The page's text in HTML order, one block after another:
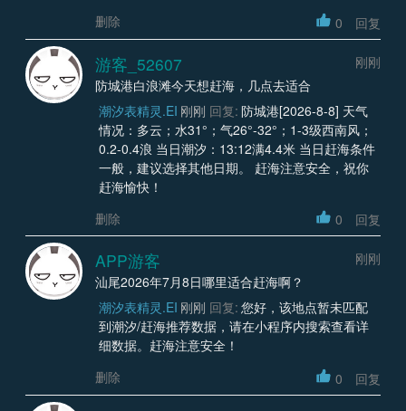
删除
0 回复
游客_52607
刚刚
防城港白浪滩今天想赶海，几点去适合
潮汐表精灵.EI 刚刚 回复: 防城港[2026-8-8] 天气
情况：多云；水31°；气26°-32°；1-3级西南风；
0.2-0.4浪 当日潮汐：13:12满4.4米 当日赶海条件
一般，建议选择其他日期。 赶海注意安全，祝你
赶海愉快！
删除
0 回复
APP游客
刚刚
汕尾2026年7月8日哪里适合赶海啊？
潮汐表精灵.EI 刚刚 回复: 您好，该地点暂未匹配
到潮汐/赶海推荐数据，请在小程序内搜索查看详
细数据。赶海注意安全！
删除
0 回复